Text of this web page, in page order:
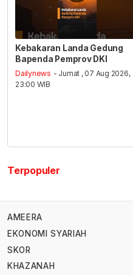
Kebakaran Landa Gedung
Bapenda Pemprov DKI
Dailynews - Jumat , 07 Aug 2026,
23:00 WIB
Terpopuler
AMEERA
EKONOMI SYARIAH
SKOR
KHAZANAH